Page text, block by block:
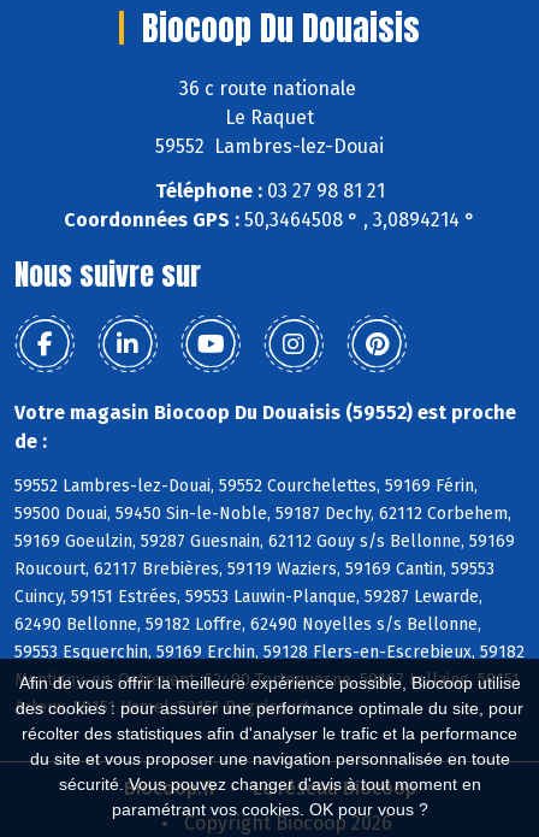
Afin de vous offrir la meilleure expérience possible, Biocoop utilise
des cookies : pour assurer une performance optimale du site, pour
récolter des statistiques afin d'analyser le trafic et la performance
du site et vous proposer une navigation personnalisée en toute
sécurité. Vous pouvez changer d'avis à tout moment en
paramétrant vos cookies. OK pour vous ?
Biocoop Du Douaisis
36 c route nationale
Le Raquet
59552 Lambres-lez-Douai
Téléphone :03 27 98 81 21
Coordonnées GPS : 50,3464508 ° , 3,0894214 °
Nous suivre sur
Votre magasin Biocoop Du Douaisis (59552) est proche
de :
59552 Lambres-lez-Douai, 59552 Courchelettes, 59169 Férin,
59500 Douai, 59450 Sin-le-Noble, 59187 Dechy, 62112 Corbehem,
59169 Goeulzin, 59287 Guesnain, 62112 Gouy s/s Bellonne, 59169
Roucourt, 62117 Brebières, 59119 Waziers, 59169 Cantin, 59553
Cuincy, 59151 Estrées, 59553 Lauwin-Planque, 59287 Lewarde,
62490 Bellonne, 59182 Loffre, 62490 Noyelles s/s Bellonne,
59553 Esquerchin, 59169 Erchin, 59128 Flers-en-Escrebieux, 59182
Montigny-en-Ostrevent, 62490 Tortequesne, 59167 Lallaing, 59151
Arleux, 59151 Hamel, 59151 Bugnicourt
Biocoop.fr
Le réseau Biocoop
Copyright Biocoop 2026